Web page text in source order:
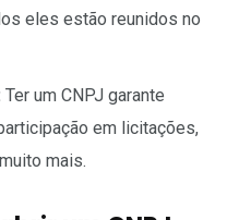
eles estão reunidos no
Ter um CNPJ garante
em licitações,
mais.